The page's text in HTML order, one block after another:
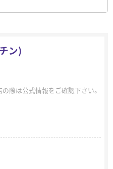
ン)
際は公式情報をご確認下さい。